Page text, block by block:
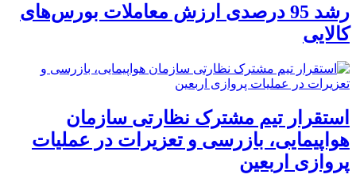
رشد 95 درصدی ارزش معاملات بورس‌های
کالایی
استقرار تیم مشترک نظارتی سازمان
هواپیمایی، بازرسی و تعزیرات در عملیات
پروازی اربعین